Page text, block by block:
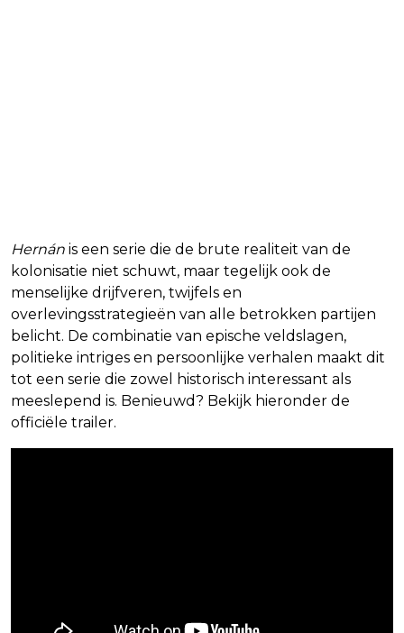
Hernán is een serie die de brute realiteit van de
kolonisatie niet schuwt, maar tegelijk ook de
menselijke drijfveren, twijfels en
overlevingsstrategieën van alle betrokken partijen
belicht. De combinatie van epische veldslagen,
politieke intriges en persoonlijke verhalen maakt dit
tot een serie die zowel historisch interessant als
meeslepend is. Benieuwd? Bekijk hieronder de
officiële trailer.